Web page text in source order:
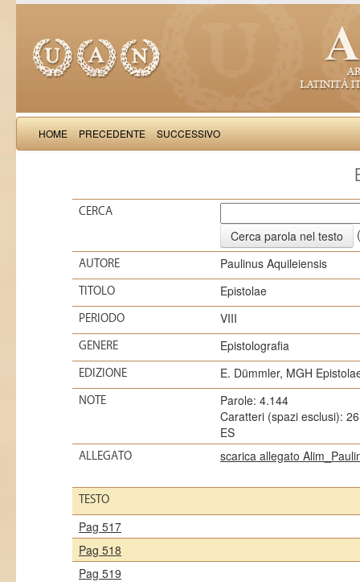
HOME PRECEDENTE SUCCESSIVO
CERCA
AUTORE Paulinus Aquileiensis
TITOLO Epistolae
PERIODO VIII
GENERE Epistolografia
EDIZIONE E. Dümmler, MGH
NOTE
Parole: 4.144
Caratteri (spazi esclusi):
ES
ALLEGATO scarica allegato
TESTO
Pag 517
Pag 518
Pag 519